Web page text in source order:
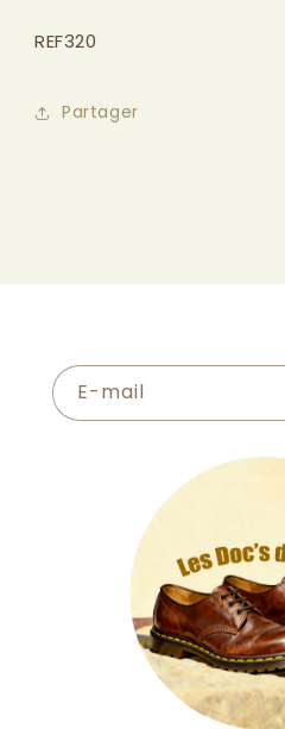
REF320
Partager
E-mail